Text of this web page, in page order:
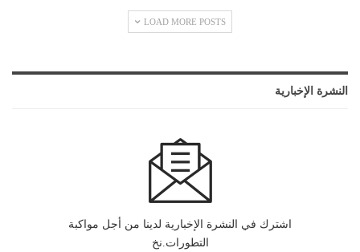
LOAD MORE POSTS
النشرة الإخبارية
اشترك في النشرة الإخبارية لدينا من أجل مواكبة
التطورات.نخ